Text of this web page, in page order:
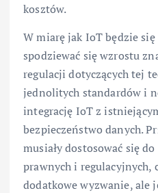
kosztów.
W miarę jak IoT będzie
spodziewać się wzrostu
regulacji dotyczących tej
jednolitych standardów i
integrację IoT z
bezpieczeństwo danych.
musiały dostosować się
prawnych i regulacyjnych,
dodatkowe wyzwanie, ale